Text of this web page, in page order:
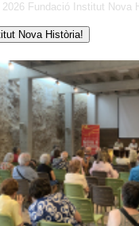
2026 Fundació Institut Nova
Nova Història!